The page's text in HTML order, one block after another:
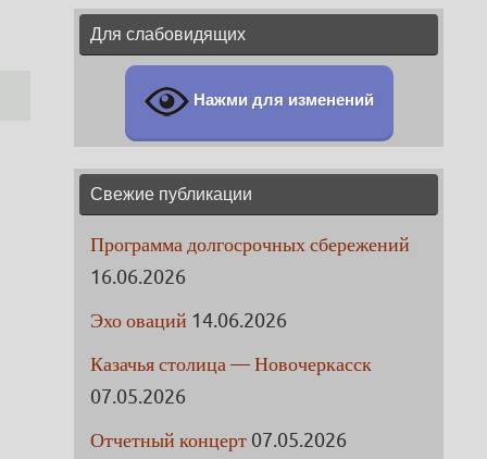
Для слабовидящих
Нажми для изменений
Свежие публикации
Программа долгосрочных сбережений
16.06.2026
Эхо оваций 14.06.2026
Казачья столица — Новочеркасск
07.05.2026
Отчетный концерт 07.05.2026